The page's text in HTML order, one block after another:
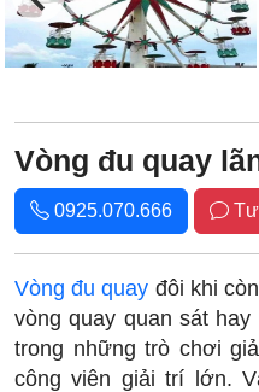
Vòng đu quay
0925.070.666
Vòng đu quay đôi khi
vòng quay quan sát
trong những trò chơi
công viên giải trí lớn.